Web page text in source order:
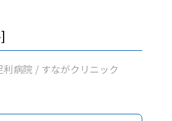
利病院 / すながクリニック